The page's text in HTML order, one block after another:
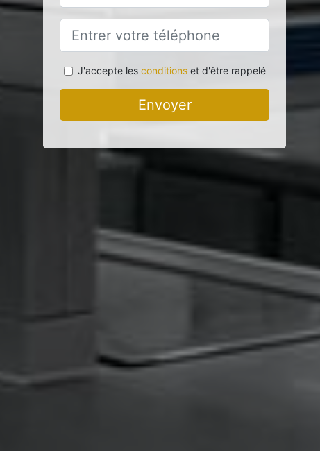
J'accepte les conditionset d'être rappelé
Envoyer